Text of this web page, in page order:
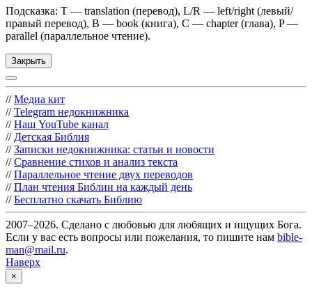
Подсказка: T — translation (перевод), L/R — left/right (левый/
правый перевод), B — book (книга), C — chapter (глава), P —
parallel (параллельное чтение).
Закрыть
// Медиа кит
// Telegram недокнижника
// Наш YouTube канал
// Детская Библия
// Записки недокнижника: статьи и новости
// Сравнение стихов и анализ текста
// Параллельное чтение двух переводов
// План чтения Библии на каждый день
// Бесплатно скачать Библию
2007–2026. Сделано с любовью для любящих и ищущих Бога.
Если у вас есть вопросы или пожелания, то пишите нам bible-
man@mail.ru.
Наверх
×